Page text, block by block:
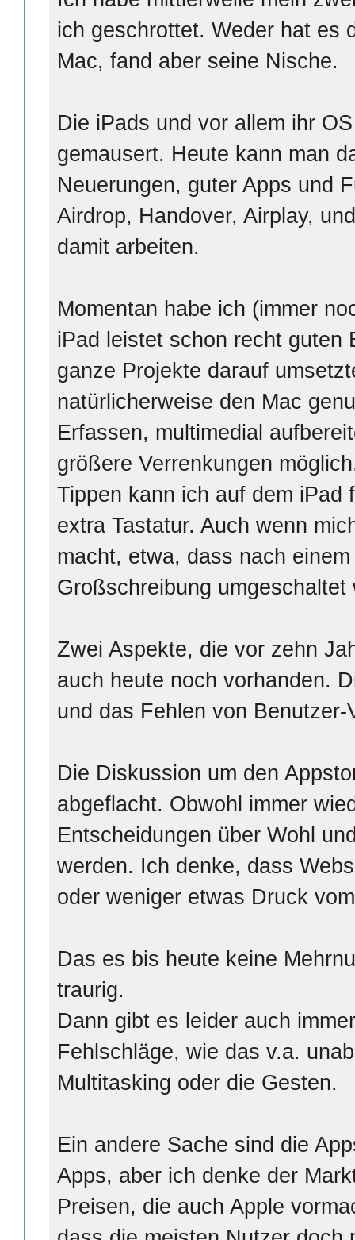
ich geschrottet. Weder hat es
Mac, fand aber seine Nische.
Die iPads und vor allem ihr
gemausert. Heute kann man
Neuerungen, guter Apps und
Airdrop, Handover, Airplay,
damit arbeiten.
Momentan habe ich (immer
iPad leistet schon recht guten
ganze Projekte darauf
natürlicherweise den Mac
Erfassen, multimedial
größere Verrenkungen
Tippen kann ich auf dem iPad
extra Tastatur. Auch wenn
macht, etwa, dass nach
Großschreibung umgeschaltet
Zwei Aspekte, die vor zehn
auch heute noch vorhanden.
und das Fehlen von Benutzer-
Die Diskussion um den
abgeflacht. Obwohl immer
Entscheidungen über Wohl
werden. Ich denke, dass
oder weniger etwas Druck
Das es bis heute keine
traurig.
Dann gibt es leider auch
Fehlschläge, wie das v.a.
Multitasking oder die Gesten.
Ein andere Sache sind die
Apps, aber ich denke der
Preisen, die auch Apple